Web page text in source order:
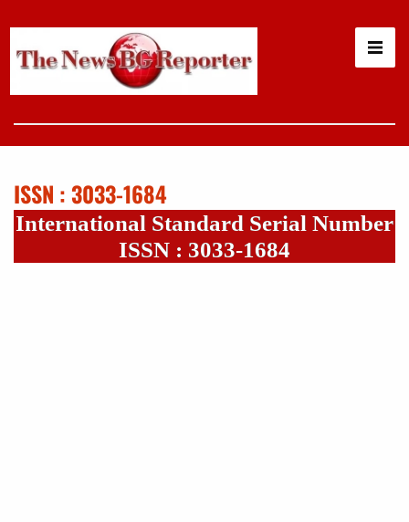
ISSN : 3033-1684
International Standard Serial Number
ISSN : 3033-1684